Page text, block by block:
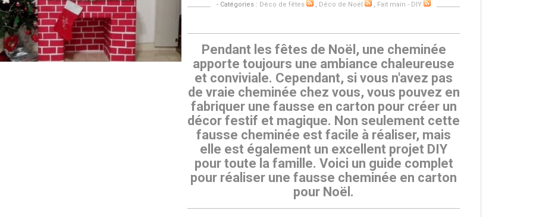
- Catégories : Déco de fêtes , Déco de Noël , Fait main - DIY
Pendant les fêtes de Noël, une cheminée
apporte toujours une ambiance chaleureuse
et conviviale. Cependant, si vous n'avez pas
de vraie cheminée chez vous, vous pouvez en
fabriquer une fausse en carton pour créer un
décor festif et magique. Non seulement cette
fausse cheminée est facile à réaliser, mais
elle est également un excellent projet DIY
pour toute la famille. Voici un guide complet
pour réaliser une fausse cheminée en carton
pour Noël.